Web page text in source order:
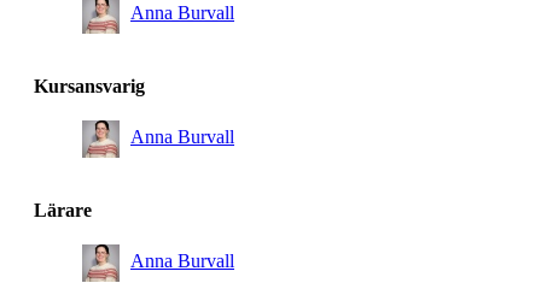
Anna Burvall
Kursansvarig
Anna Burvall
Lärare
Anna Burvall